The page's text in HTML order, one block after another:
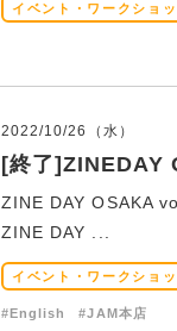
イベント・ワークショ
2022/10/26（水）
[終了]ZINEDAY
ZINE DAY OSAKA
ZINE DAY ...
イベント・ワークショ
#English #JAM本店